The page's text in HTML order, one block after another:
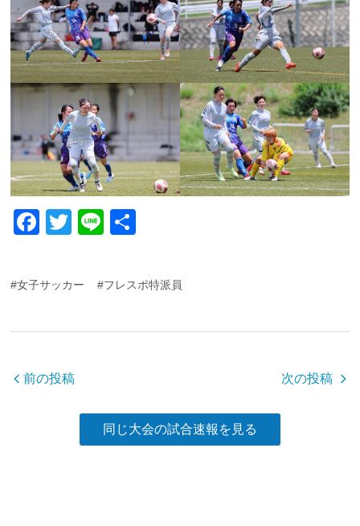
F
c
e
b
o
T
er
Li
e
共
#女子サッカー #フレスポ特派員
前の投稿 次の投稿
同じ大会の試合速報を見る